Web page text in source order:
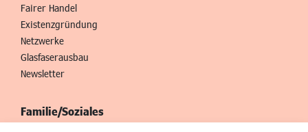
Fairer Handel
Existenzgründung
Netzwerke
Glasfaserausbau
Newsletter
Familie/Soziales